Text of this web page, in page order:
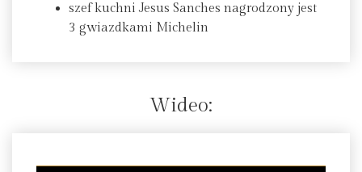
szef kuchni Jesus Sanches nagrodzony jest
3 gwiazdkami Michelin
Wideo: